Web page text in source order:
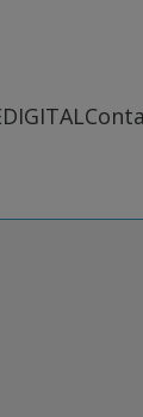
DIGITAL